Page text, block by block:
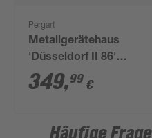
Pergart
Metallgerätehaus
'Düsseldorf II 86'
schiefer/weiß 236 x
174 x 206 cm
349,99 €
Häufige